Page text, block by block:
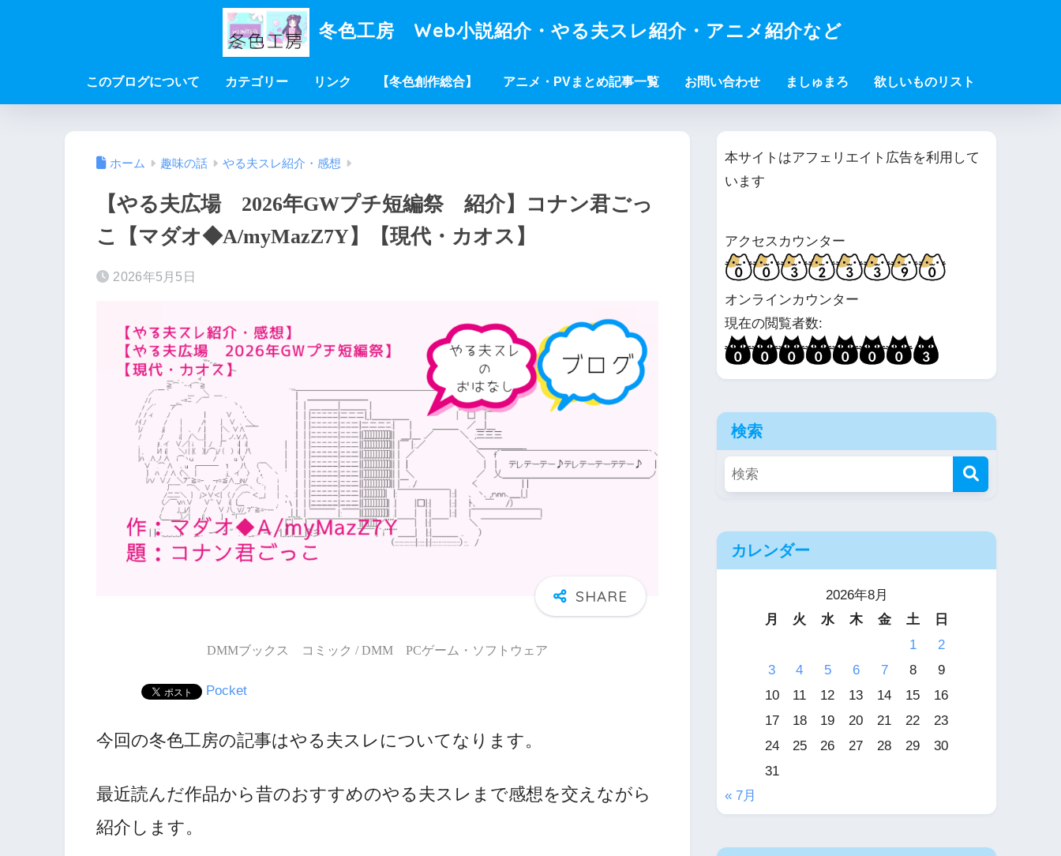
冬色工房 Web小説紹介・やる夫スレ紹介・アニメ紹介など
このブログについて カテゴリー リンク 【冬色創作総合】 アニメ・PVまとめ記事一覧 お問い合わせ ましゅまろ 欲しいものリスト
ホーム 趣味の話 やる夫スレ紹介・感想
【やる夫広場 2026年GWプチ短編祭 紹介】コナン君ごっ
こ【マダオ◆A/myMazZ7Y】【現代・カオス】
2026年5月5日
DMMブックス コミック / DMM PCゲーム・ソフトウェア
Pocket
今回の冬色工房の記事はやる夫スレについてなります。
最近読んだ作品から昔のおすすめのやる夫スレまで感想を交えながら
紹介します。
本サイトはアフェリエイト広告を利用して
います
アクセスカウンター
オンラインカウンター
現在の閲覧者数:
検索
カレンダー
2026年8月
月
火 水 木 金 土
日
1
2
3
4 5 6 7 8
9
10
11 12 13 14 15
16
17
18 19 20 21 22
23
24
25 26 27 28 29
30
31
« 7月